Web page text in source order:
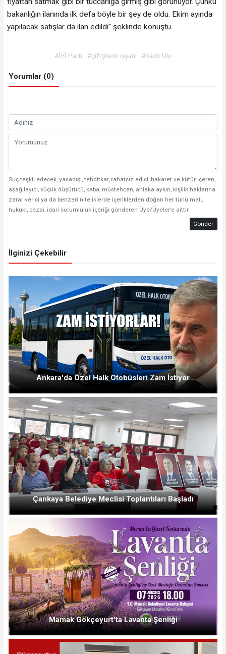
bakanlığın ilanında ilk defa böyle bir şey de oldu. Ekim ayında
yapılacak satışlar da ilan edildi” şeklinde konuştu.
#İYİ Parti #çiftçilerin isyanı #Kadir Ulu
Yorumlar (0)
Suç teşkil edecek, yasadışı, tehditkar, rahatsız edici, hakaret ve küfür içeren,
aşağılayıcı, küçük düşürücü, kaba, müstehcen, ahlaka aykırı, kişilik haklarına
zarar verici ya da benzeri niteliklerde içeriklerden doğan her türlü mali,
hukuki, cezai, idari sorumluluk içeriği gönderen Üye/Üyeler’e aittir.
Gönder
İlginizi Çekebilir
Ankara'da Özel Halk Otobüsleri Zam İstiyor
Çankaya Belediye Meclisi Toplantıları Başladı
Mamak Gökçeyurt'ta Lavanta Şenliği